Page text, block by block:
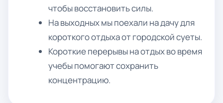
чтобы восстановить силы.
На выходных мы поехали на дачу для
короткого отдыха от городской суеты.
Короткие перерывы на отдых во время
учебы помогают сохранить
концентрацию.